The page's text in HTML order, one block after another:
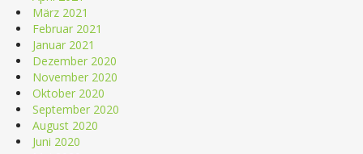
März 2021
Februar 2021
Januar 2021
Dezember 2020
November 2020
Oktober 2020
September 2020
August 2020
Juni 2020